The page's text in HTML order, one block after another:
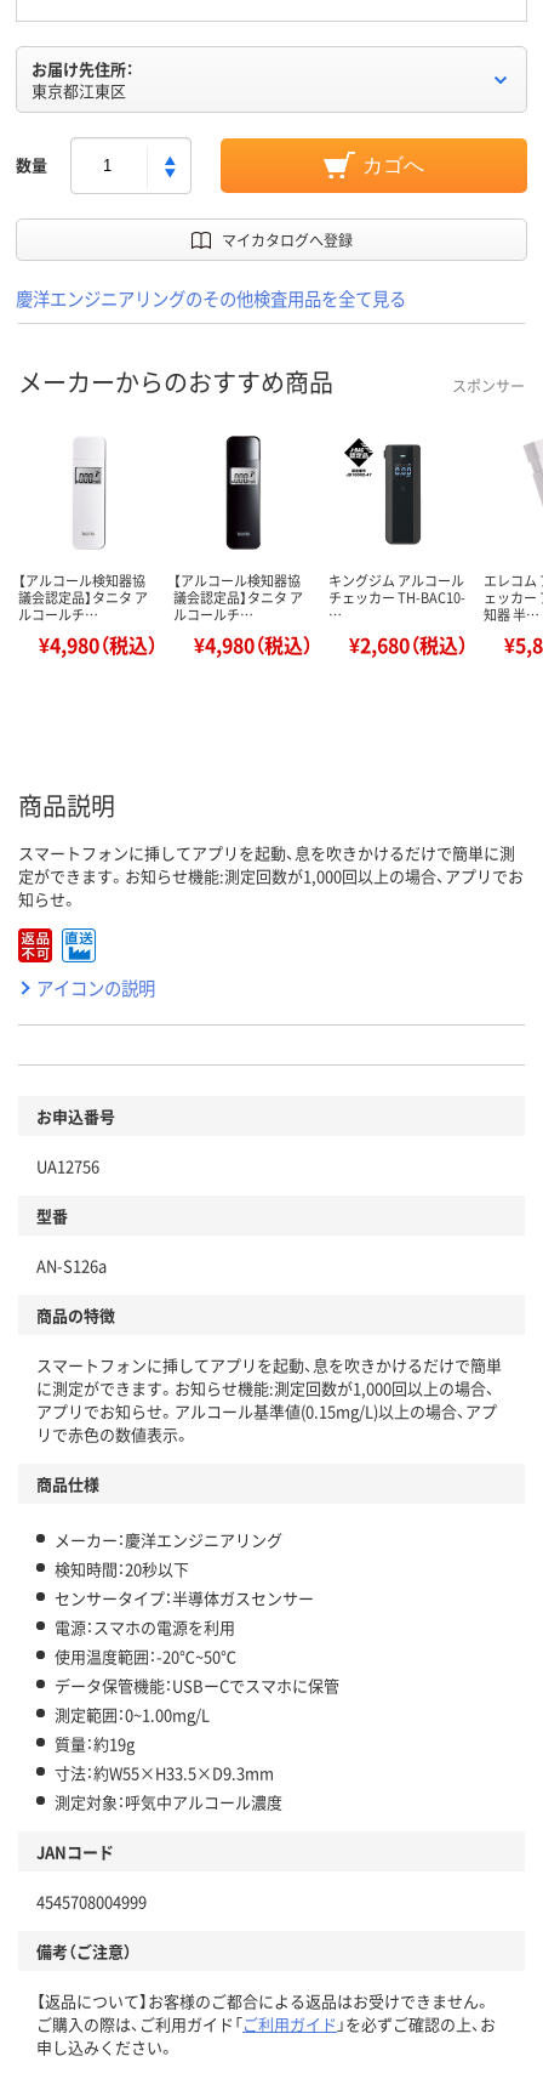
お届け先住所：
東京都江東区
数量 カゴへ
マイカタログへ登録
慶洋エンジニアリングのその他検査用品を全て見る
メーカーからのおすすめ商品 スポンサー
【アルコール検知器協
議会認定品】タニタ ア
ルコールチ…
¥4,980（税込）
【アルコール検知器協
議会認定品】タニタ ア
ルコールチ…
¥4,980（税込）
キングジム アルコール
チェッカー TH-BAC10-
…
¥2,680（税込）
エレコム
ェッカー
知器 半…
商品説明
スマートフォンに挿してアプリを起動、息を吹きかけるだけで簡単に測
定ができます。お知らせ機能:測定回数が1,000回以上の場合、アプリでお
知らせ。
アイコンの説明
お申込番号
UA12756
型番
AN-S126a
商品の特徴
スマートフォンに挿してアプリを起動、息を吹きかけるだけで簡単
に測定ができます。お知らせ機能:測定回数が1,000回以上の場合、
アプリでお知らせ。アルコール基準値(0.15mg/L)以上の場合、アプ
リで赤色の数値表示。
商品仕様
メーカー：慶洋エンジニアリング
検知時間：20秒以下
センサータイプ：半導体ガスセンサー
電源：スマホの電源を利用
使用温度範囲：-20℃~50℃
データ保管機能：USBーCでスマホに保管
測定範囲：0~1.00mg/L
質量：約19g
寸法：約W55×H33.5×D9.3mm
測定対象：呼気中アルコール濃度
JANコード
4545708004999
備考（ご注意）
【返品について】お客様のご都合による返品はお受けできません。
ご購入の際は、ご利用ガイド「ご利用ガイド 」を必ずご確認の上、お
申し込みください。